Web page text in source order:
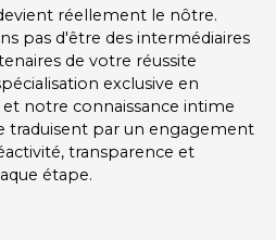
réellement le nôtre.
pas d'être des intermédiaires
de votre réussite
exclusive en
notre connaissance intime
traduisent par un engagement
transparence et
étape.